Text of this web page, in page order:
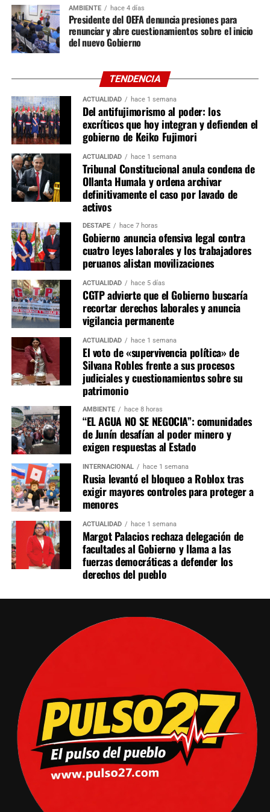
Diversos especialistas señalan que la participación de
productores de la agricultura familiar, agricultores,
organizaciones agrarias, juntas de usuarios de riego,
cooperativas, agroexportadores, trabajadores agrarios,
comerciantes y empresas de la cadena agroalimentaria
podría enriquecer el diagnóstico, al incorporar la
experiencia de quienes interactúan de manera
permanente con los servicios que brinda el ministerio.
La reorganización del MIDAGRI representa una
oportunidad para fortalecer la gestión institucional y
adecuarla a los desafíos del desarrollo agrario. El
principal reto será que las reformas logren combinar
eficiencia administrativa, alineamiento con las políticas
nacionales y una amplia participación de los actores del
sector, con el propósito de consolidar una institución
orientada a responder de manera más efectiva a las
necesidades del agro peruano.
AMBIENTE hace 4 días
Presidente del OEFA denuncia presiones para
renunciar y abre cuestionamientos sobre el inicio
del nuevo Gobierno
TENDENCIA
ACTUALIDAD hace 1 semana
Del antifujimorismo al poder: los
excríticos que hoy integran y defienden el
gobierno de Keiko Fujimori
ACTUALIDAD hace 1 semana
Tribunal Constitucional anula condena de
Ollanta Humala y ordena archivar
definitivamente el caso por lavado de
activos
DESTAPE hace 7 horas
Gobierno anuncia ofensiva legal contra
cuatro leyes laborales y los trabajadores
peruanos alistan movilizaciones
ACTUALIDAD hace 5 días
CGTP advierte que el Gobierno buscaría
recortar derechos laborales y anuncia
vigilancia permanente
ACTUALIDAD hace 1 semana
El voto de «supervivencia política» de
Silvana Robles frente a sus procesos
judiciales y cuestionamientos sobre su
patrimonio
AMBIENTE hace 8 horas
“EL AGUA NO SE NEGOCIA”: comunidades
de Junín desafían al poder minero y
exigen respuestas al Estado
INTERNACIONAL hace 1 semana
Rusia levantó el bloqueo a Roblox tras
exigir mayores controles para proteger a
menores
ACTUALIDAD hace 1 semana
Margot Palacios rechaza delegación de
facultades al Gobierno y llama a las
fuerzas democráticas a defender los
derechos del pueblo